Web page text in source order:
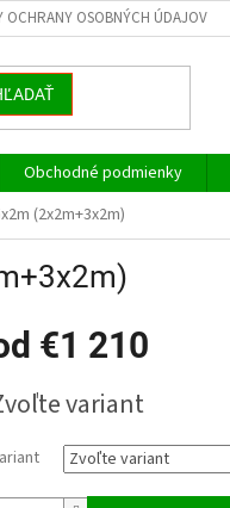
OCHRANY OSOBNÝCH ÚDAJOV
Obchodné podmienky
(2x2m+3x2m)
€1 210
variant